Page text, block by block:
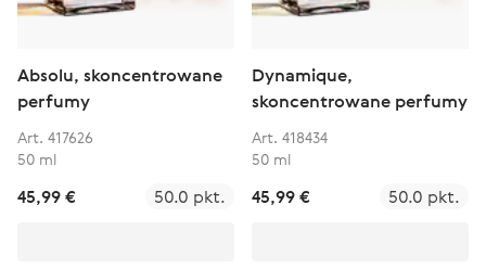
Absolu, skoncentrowane
perfumy
Art. 417626
50 ml
45,99 € 50.0 pkt.
Dynamique,
skoncentrowane perfumy
Art. 418434
50 ml
45,99 € 50.0 pkt.